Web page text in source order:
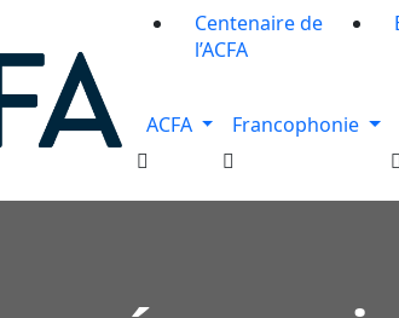
Centenaire de
l’ACFA
ACFA Francophonie